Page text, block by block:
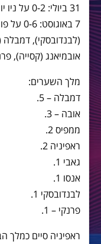
31 ביולי: 0-2 על ניו יורק רד בולס. דמבלה (ראפיניה) וממפיס.
7
(לבנדובסקי), דמבלה
אובמיאנג (קסייה),
מלך השערים:
דמבלה – 5.
אובה – 3.
ממפיס 2.
ראפיניה 2.
גאבי 1.
אנסו 1.
לבנדובסקי 1.
פרנקי – 1.
ראפיניה סיים כמלך